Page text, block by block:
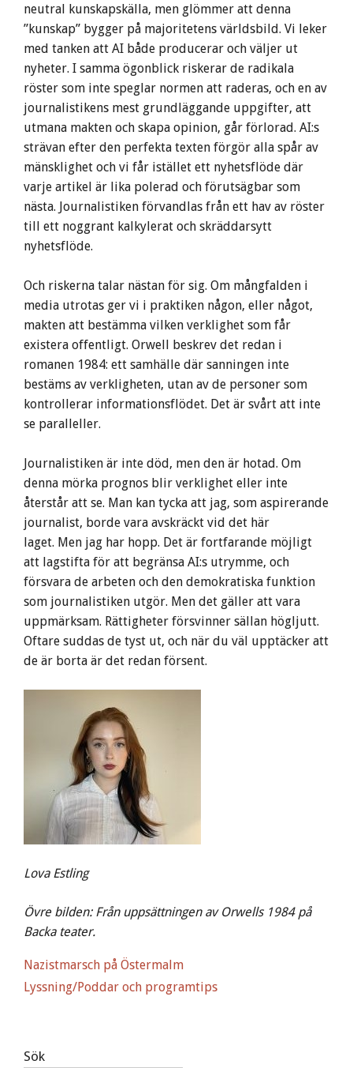
neutral kunskapskälla, men glömmer att denna
”kunskap” bygger på majoritetens världsbild. Vi leker
med tanken att AI både producerar och väljer ut
nyheter. I samma ögonblick riskerar de radikala
röster som inte speglar normen att raderas, och en av
journalistikens mest grundläggande uppgifter, att
utmana makten och skapa opinion, går förlorad. AI:s
strävan efter den perfekta texten förgör alla spår av
mänsklighet och vi får istället ett nyhetsflöde där
varje artikel är lika polerad och förutsägbar som
nästa. Journalistiken förvandlas från ett hav av röster
till ett noggrant kalkylerat och skräddarsytt
nyhetsflöde.
Och riskerna talar nästan för sig. Om mångfalden i
media utrotas ger vi i praktiken någon, eller något,
makten att bestämma vilken verklighet som får
existera offentligt. Orwell beskrev det redan i
romanen 1984: ett samhälle där sanningen inte
bestäms av verkligheten, utan av de personer som
kontrollerar informationsflödet. Det är svårt att inte
se paralleller.
Journalistiken är inte död, men den är hotad. Om
denna mörka prognos blir verklighet eller inte
återstår att se. Man kan tycka att jag, som aspirerande
journalist, borde vara avskräckt vid det här
laget. Men jag har hopp. Det är fortfarande möjligt
att lagstifta för att begränsa AI:s utrymme, och
försvara de arbeten och den demokratiska funktion
som journalistiken utgör. Men det gäller att vara
uppmärksam. Rättigheter försvinner sällan högljutt.
Oftare suddas de tyst ut, och när du väl upptäcker att
de är borta är det redan försent.
Lova Estling
Övre bilden: Från uppsättningen av Orwells 1984 på
Backa teater.
Nazistmarsch på Östermalm
Lyssning/Poddar och programtips
Sök